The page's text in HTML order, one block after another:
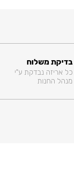
בדיקת משלוח
כל אריזה נבדקת ע"י
מנהל החנות